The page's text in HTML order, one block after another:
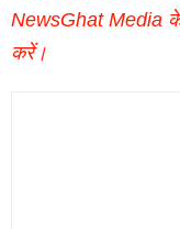
NewsGhat Media
करें।